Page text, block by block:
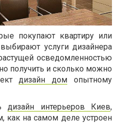
покупают квартиру или
услуги дизайнера
осведомленностью
получить и сколько можно
дизайн дом опытному
дизайн интерьеров Киев,
как на самом деле устроен